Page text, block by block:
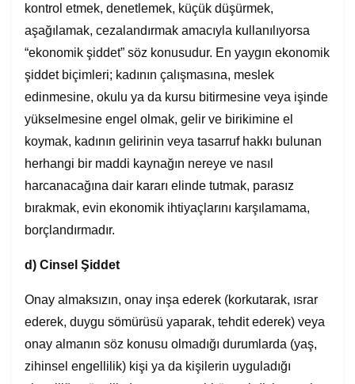
kontrol etmek, denetlemek, küçük düşürmek,
aşağılamak, cezalandırmak amacıyla kullanılıyorsa
“ekonomik şiddet” söz konusudur. En yaygın ekonomik
şiddet biçimleri; kadının çalışmasına, meslek
edinmesine, okulu ya da kursu bitirmesine veya işinde
yükselmesine engel olmak, gelir ve birikimine el
koymak, kadının gelirinin veya tasarruf hakkı bulunan
herhangi bir maddi kaynağın nereye ve nasıl
harcanacağına dair kararı elinde tutmak, parasız
bırakmak, evin ekonomik ihtiyaçlarını karşılamama,
borçlandırmadır.
d) Cinsel Şiddet
Onay almaksızın, onay inşa ederek (korkutarak, ısrar
ederek, duygu sömürüsü yaparak, tehdit ederek) veya
onay almanın söz konusu olmadığı durumlarda (yaş,
zihinsel engellilik) kişi ya da kişilerin uyguladığı